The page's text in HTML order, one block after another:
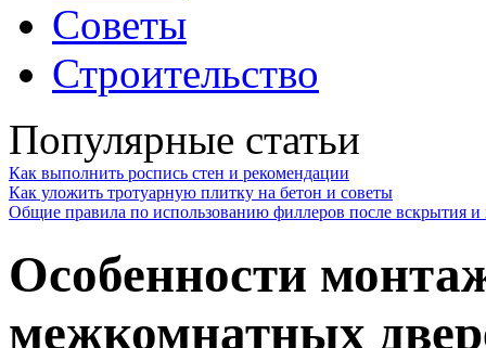
Советы
Строительство
Популярные статьи
Как выполнить роспись стен и рекомендации
Как уложить тротуарную плитку на бетон и советы
Общие правила по использованию филлеров после вскрытия и
Особенности
межкомнатных